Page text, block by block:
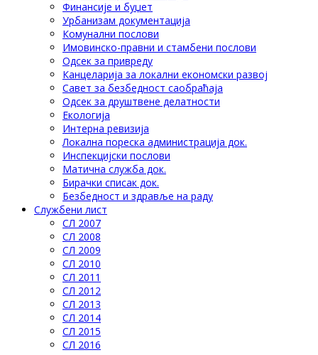
Финансије и буџет
Урбанизам документација
Комунални послови
Имовинско-правни и стамбени послови
Одсек за привреду
Канцеларија за локални економски развој
Савет за безбедност саобраћаја
Одсек за друштвене делатности
Eкологија
Интерна ревизија
Локална пореска администрација док.
Инспекцијски послови
Матична служба док.
Бирачки списак док.
Безбедност и здравље на раду
Службени лист
СЛ 2007
СЛ 2008
СЛ 2009
СЛ 2010
СЛ 2011
СЛ 2012
СЛ 2013
СЛ 2014
СЛ 2015
СЛ 2016